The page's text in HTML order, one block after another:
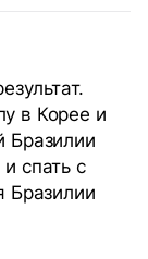
в Корее и
Бразилии
спать с
Бразилии